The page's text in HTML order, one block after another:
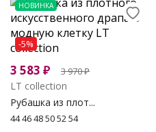
НОВИНКА
-5%
3 583 ₽ 3 970₽
LT collection
Рубашка из плот...
44 46 48 50 52 54